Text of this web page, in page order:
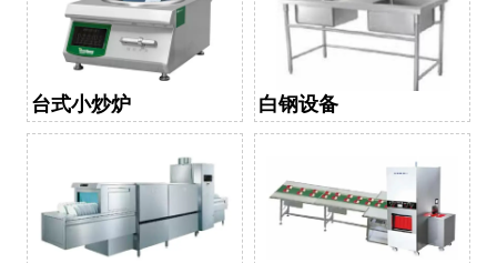
台式小炒炉 白钢设备